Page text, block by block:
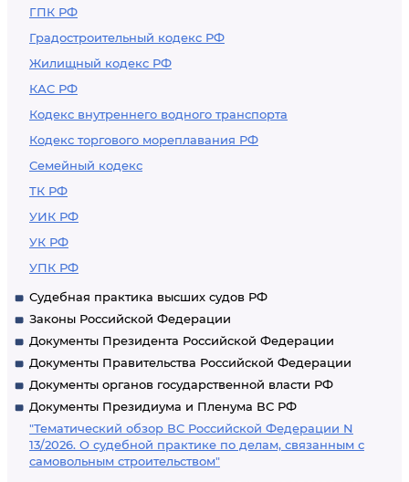
ГПК РФ
Градостроительный кодекс РФ
Жилищный кодекс РФ
КАС РФ
Кодекс внутреннего водного транспорта
Кодекс торгового мореплавания РФ
Семейный кодекс
ТК РФ
УИК РФ
УК РФ
УПК РФ
Судебная практика высших судов РФ
Законы Российской Федерации
Документы Президента Российской Федерации
Документы Правительства Российской Федерации
Документы органов государственной власти РФ
Документы Президиума и Пленума ВС РФ
"Тематический обзор ВС Российской Федерации N
13/2026. О судебной практике по делам, связанным с
самовольным строительством"